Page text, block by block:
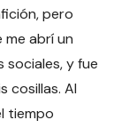
pero
abrí un
sociales, y fue
cosillas. Al
tiempo